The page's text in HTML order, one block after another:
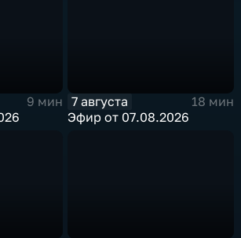
9 мин
7 августа
18 мин
Эфир от 07.08.2026